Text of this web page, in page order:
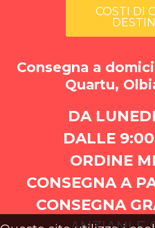
COSTI DI
Consegna a
Quartu,
DA
DALLE
ORDINE
CONSEGNA A
CONSEGNA